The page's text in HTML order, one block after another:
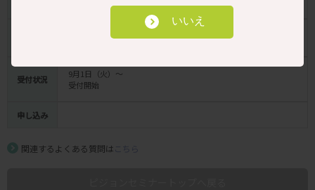
（Zoom入室開始：13:15～）
授乳支援 ～産後すぐからできる授乳支援～
受付状況
9月1日（火）～
受付開始
申し込み
関連するよくある質問は
いいえ